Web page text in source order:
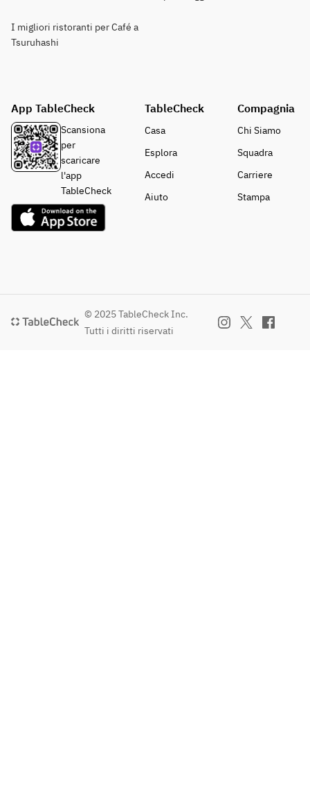
I migliori ristoranti per Café a
Tsuruhashi
App TableCheck
Scansiona
per
scaricare
l'app
TableCheck
TableCheck
Casa
Esplora
Accedi
Aiuto
Compagnia
Chi Siamo
Squadra
Carriere
Stampa
© 2025 TableCheck Inc.
Tutti i diritti riservati